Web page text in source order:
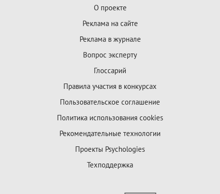
О проекте
Реклама на сайте
Реклама в журнале
Вопрос эксперту
Глоссарий
Правила участия в конкурсах
Пользовательское соглашение
Политика использования cookies
Рекомендательные технологии
Проекты Psychologies
Техподдержка